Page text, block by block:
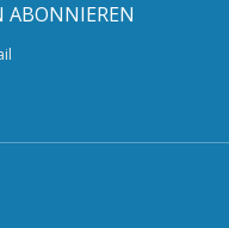
ABONNIEREN